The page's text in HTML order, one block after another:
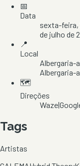
📅
Data
sexta-feira,
de julho de
📍
Local
Albergaria-
Albergaria-
🗺️
Direções
Waze|
Tags
Artistas